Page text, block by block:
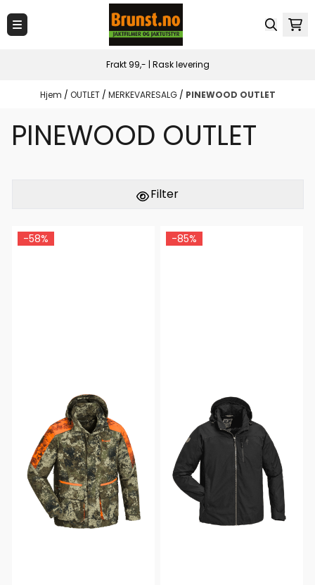
Hopp til innhold
Frakt 99,- | Rask levering
Hjem / OUTLET / MERKEVARESALG / PINEWOOD OUTLET
PINEWOOD OUTLET
Filter
-58% -85%